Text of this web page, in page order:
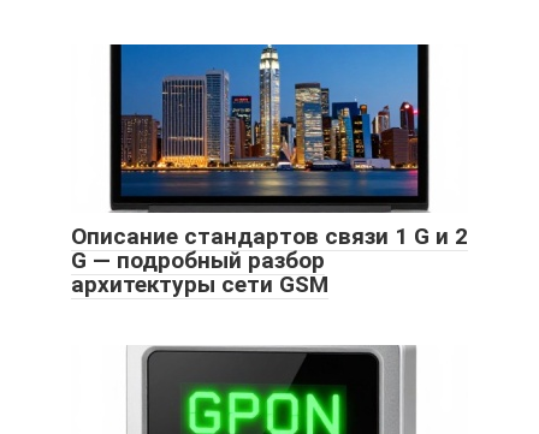
Описание стандартов связи 1 G и 2
G — подробный разбор
архитектуры сети GSM